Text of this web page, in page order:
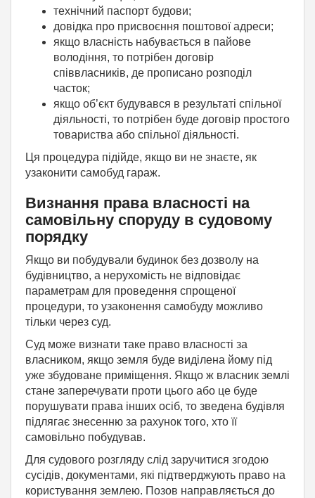
технічний паспорт будови;
довідка про присвоєння поштової адреси;
якщо власність набувається в пайове
володіння, то потрібен договір
співвласників, де прописано розподіл
часток;
якщо об’єкт будувався в результаті спільної
діяльності, то потрібен буде договір простого
товариства або спільної діяльності.
Ця процедура підійде, якщо ви не знаєте, як
узаконити самобуд гараж.
Визнання права власності на
самовільну споруду в судовому
порядку
Якщо ви побудували будинок без дозволу на
будівництво, а нерухомість не відповідає
параметрам для проведення спрощеної
процедури, то узаконення самобуду можливо
тільки через суд.
Суд може визнати таке право власності за
власником, якщо земля буде виділена йому під
уже збудоване приміщення. Якщо ж власник землі
стане заперечувати проти цього або це буде
порушувати права інших осіб, то зведена будівля
підлягає знесенню за рахунок того, хто її
самовільно побудував.
Для судового розгляду слід заручитися згодою
сусідів, документами, які підтверджують право на
користування землею. Позов направляється до